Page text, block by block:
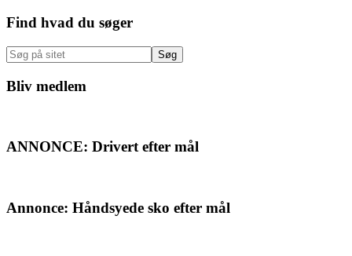
Primær
Sidebar
Find hvad du søger
Søg
på
sitet
Bliv medlem
ANNONCE: Drivert efter mål
Annonce: Håndsyede sko efter mål